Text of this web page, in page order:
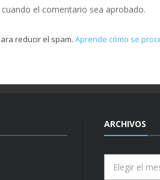
el comentario sea aprobado.
reducir el spam. Aprende cómo se
ARCHIVOS